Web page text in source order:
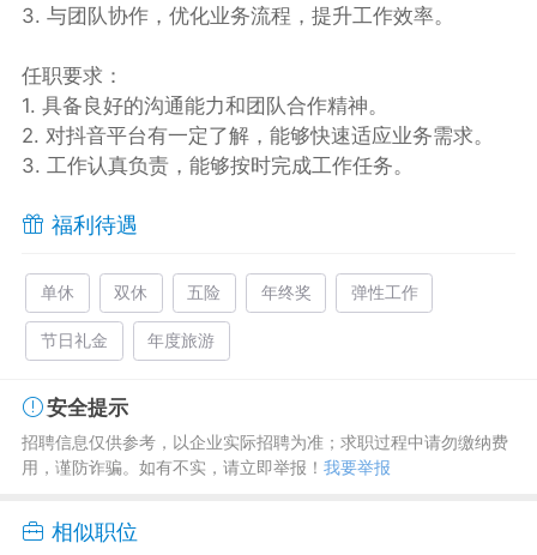
3. 与团队协作，优化业务流程，提升工作效率。
任职要求：
1. 具备良好的沟通能力和团队合作精神。
2. 对抖音平台有一定了解，能够快速适应业务需求。
3. 工作认真负责，能够按时完成工作任务。
福利待遇
单休 双休 五险 年终奖 弹性工作
节日礼金 年度旅游
安全提示
招聘信息仅供参考，以企业实际招聘为准；求职过程中请勿缴纳费
用，谨防诈骗。如有不实，请立即举报！ 我要举报
相似职位